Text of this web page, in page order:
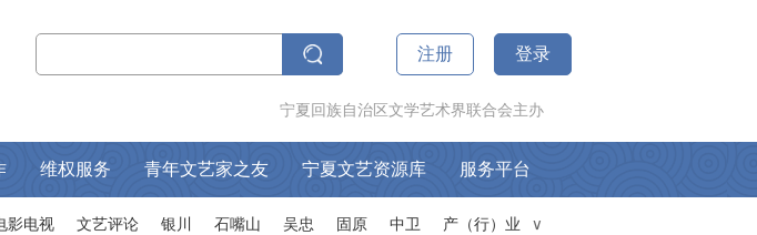
注册 登录
宁夏回族自治区文学艺术界联合会主办
维权服务 青年文艺家之友 宁夏文艺资源库 服务平台
影电视 文艺评论 银川 石嘴山 吴忠 固原 中卫 产（行）业 ∧